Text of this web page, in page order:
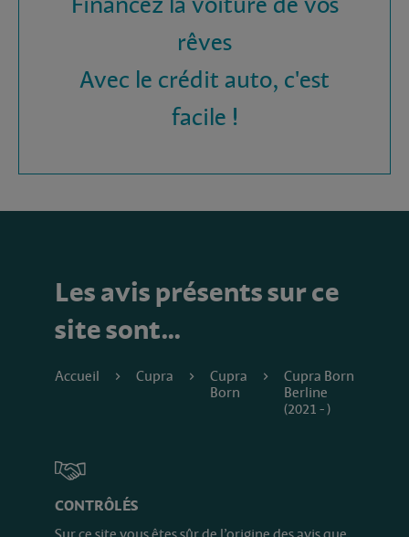
rêves
Avec le crédit auto, c'est
facile !
Les avis présents sur ce
site sont…
Accueil Cupra
Cupra
Born
Cupra Born
Berline
(2021 - )
CONTRÔLÉS